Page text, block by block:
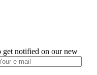
get notified on our new